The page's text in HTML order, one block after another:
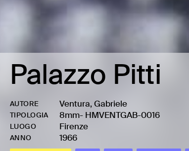
Palazzo Pitti
AUTORE Ventura, Gabriele
TIPOLOGIA 8mm- HMVENTGAB-0016
LUOGO Firenze
ANNO 1966